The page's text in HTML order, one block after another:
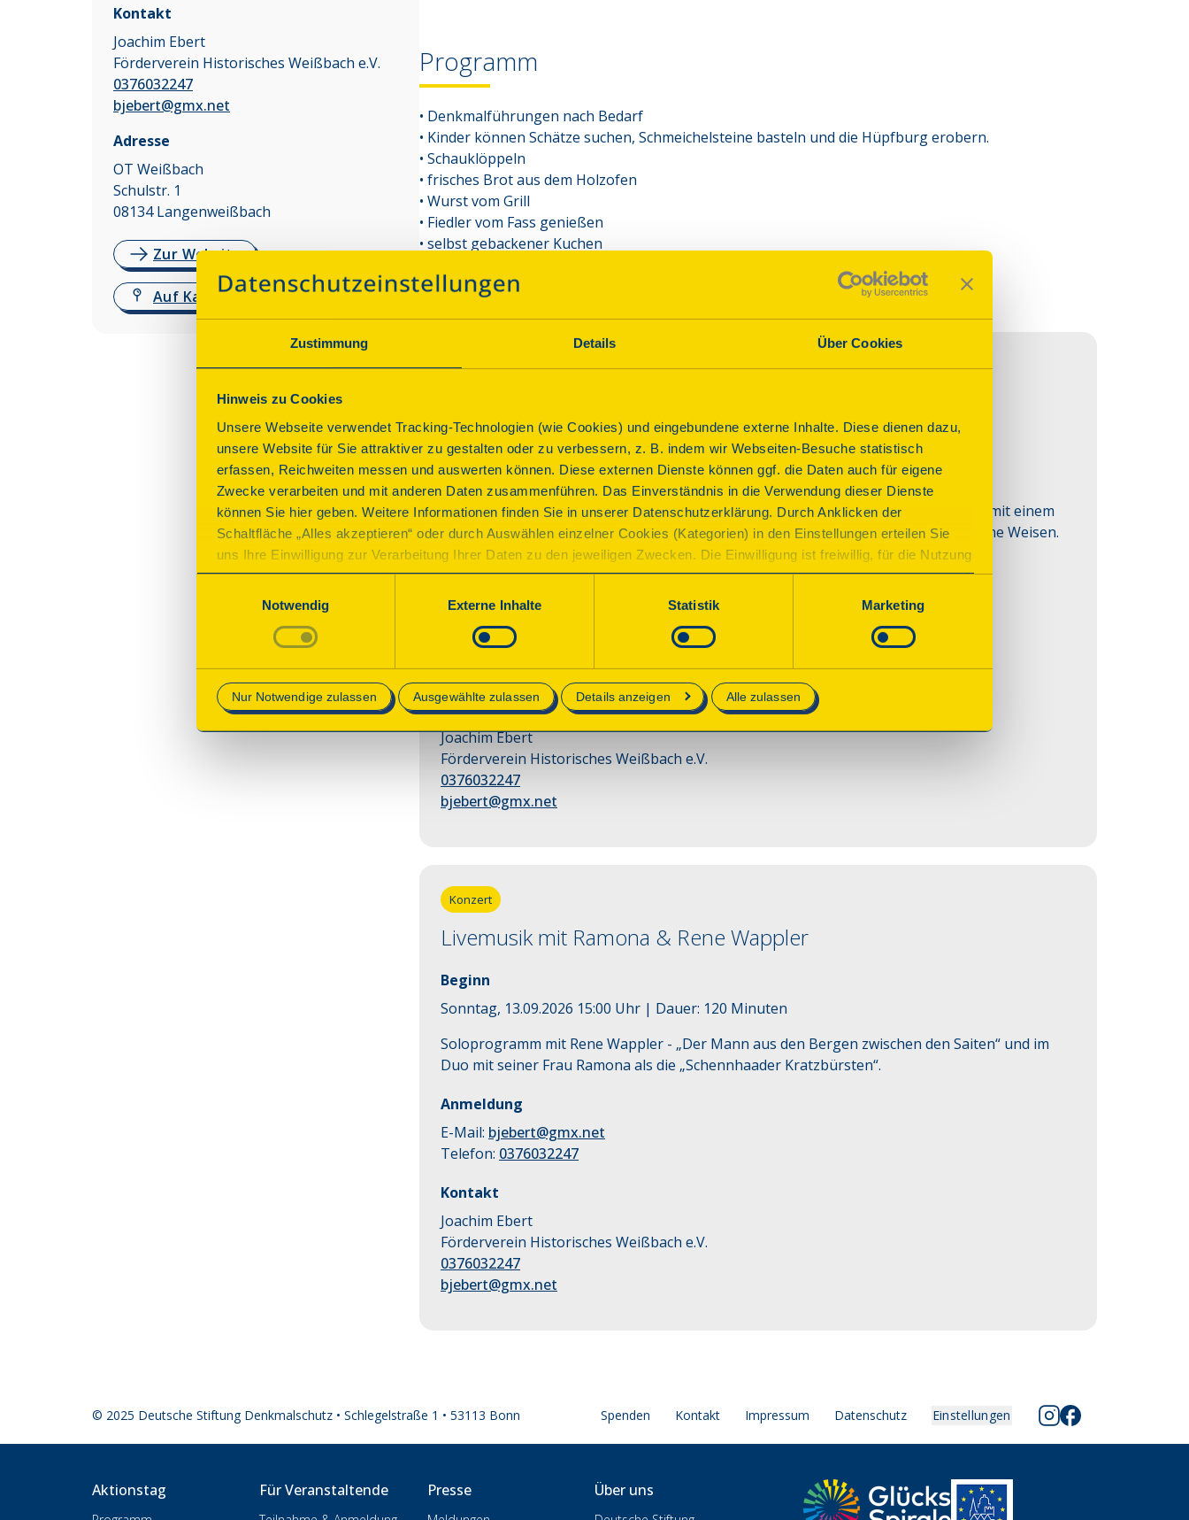
Zustimmung Details Über Cookies
Hinweis zu Cookies
Unsere Webseite verwendet Tracking-Technologien (wie Cookies) und eingebundene externe Inhalte. Diese dienen dazu,
unsere Website für Sie attraktiver zu gestalten oder zu verbessern, z. B. indem wir Webseiten-Besuche statistisch
erfassen, Reichweiten messen und auswerten können. Diese externen Dienste können ggf. die Daten auch für eigene
Zwecke verarbeiten und mit anderen Daten zusammenführen. Das Einverständnis in die Verwendung dieser Dienste
können Sie hier geben. Weitere Informationen finden Sie in unserer Datenschutzerklärung. Durch Anklicken der
Schaltfläche „Alles akzeptieren“ oder durch Auswählen einzelner Cookies (Kategorien) in den Einstellungen erteilen Sie
uns Ihre Einwilligung zur Verarbeitung Ihrer Daten zu den jeweiligen Zwecken. Die Einwilligung ist freiwillig, für die Nutzung
des Onlineangebots nicht erforderlich und kann jederzeit aktualisiert oder widerrufen werden. Wenn Sie das Consent Tool
mit „Speichern“ bestätigen, werden nur essenzielle Cookies auf der Webseite gesetzt, die technisch notwendig und für den
Notwendig
Externe Inhalte Statistik Marketing
Nur Notwendige zulassen Ausgewählte zulassen Details anzeigen Alle zulassen
Kontakt
Joachim Ebert
Förderverein Historisches Weißbach e.V.
0376032247
bjebert@gmx.net
Adresse
OT Weißbach
Schulstr. 1
08134 Langenweißbach
Zur Website
Auf Karte anzeigen
Programm
• Denkmalführungen nach Bedarf
• Kinder können Schätze suchen, Schmeichelsteine basteln und die Hüpfburg erobern.
• Schauklöppeln
• frisches Brot aus dem Holzofen
• Wurst vom Grill
• Fiedler vom Fass genießen
• selbst gebackener Kuchen
Parkplatz
Konzert
Beginn
Sonntag, 13.09.2026 10:00 Uhr| Dauer:45Minuten
Die Dudelsackgruppe um Karin Beier die White Stream Piperse eröffenen den Tag mit einem
kleinen aber feinen Dudelsackkonzert vor dem Geyerhaus. Zu hören sind schottische Weisen.
Imbissangebot
E-Mail:bjebert@gmx.net
Telefon:0376032247
Kontakt
Joachim Ebert
Förderverein Historisches Weißbach e.V.
0376032247
bjebert@gmx.net
Konzert
Livemusik mit Ramona & Rene Wappler
Beginn
Sonntag, 13.09.2026 15:00 Uhr | Dauer: 120 Minuten
Soloprogramm mit Rene Wappler - „Der Mann aus den Bergen zwischen den Saiten“ und im
Duo mit seiner Frau Ramona als die „Schennhaader Kratzbürsten“.
Anmeldung
E-Mail: bjebert@gmx.net
Telefon: 0376032247
Kontakt
Joachim Ebert
Förderverein Historisches Weißbach e.V.
0376032247
bjebert@gmx.net
© 2025 Deutsche Stiftung Denkmalschutz • Schlegelstraße 1 • 53113 Bonn Spenden Kontakt Impressum Datenschutz Einstellungen
Aktionstag Für Veranstaltende Presse Über uns